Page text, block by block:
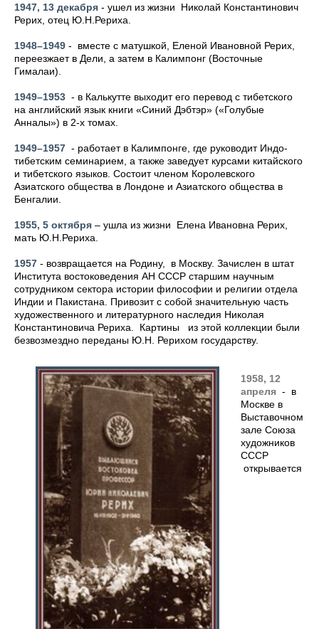
1947, 13 декабря - ушел из жизни Николай Константинович
Рерих, отец Ю.Н.Рериха.
1948–1949 - вместе с матушкой, Еленой Ивановной Рерих,
переезжает в Дели, а затем в Калимпонг (Восточные
Гималаи).
1949–1953 - в Калькутте выходит его перевод с тибетского
на английский язык книги «Синий Дэбтэр» («Голубые
Анналы») в 2-х томах.
1949–1957 - работает в Калимпонге, где руководит Индо-
тибетским семинарием, а также заведует курсами китайского
и тибетского языков. Состоит членом Королевского
Азиатского общества в Лондоне и Азиатского общества в
Бенгалии.
1955, 5 октября – ушла из жизни Елена Ивановна Рерих,
мать Ю.Н.Рериха.
1957 - возвращается на Родину, в Москву. Зачислен в штат
Института востоковедения АН СССР старшим научным
сотрудником сектора истории философии и религии отдела
Индии и Пакистана. Привозит с собой значительную часть
художественного и литературного наследия Николая
Константиновича Рериха. Картины из этой коллекции были
безвозмездно переданы Ю.Н. Рерихом государству.
1958, 12
апреля - в
Москве в
Выставочном
зале Союза
художников
СССР
открывается